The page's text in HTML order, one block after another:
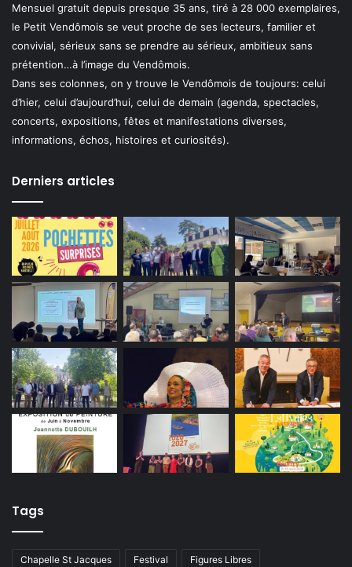
Mensuel gratuit depuis presque 35 ans, tiré à 28 000 exemplaires,
le Petit Vendômois se veut proche de ses lecteurs, familier et
convivial, sérieux sans se prendre au sérieux, ambitieux sans
prétention…à l’image du Vendômois.
Dans ses colonnes, on y trouve le Vendômois de toujours: celui
d’hier, celui d’aujourd’hui, celui de demain (agenda, spectacles,
concerts, expositions, fêtes et manifestations diverses,
informations, échos, histoires et curiosités).
Derniers articles
Tags
Chapelle St Jacques Festival Figures Libres